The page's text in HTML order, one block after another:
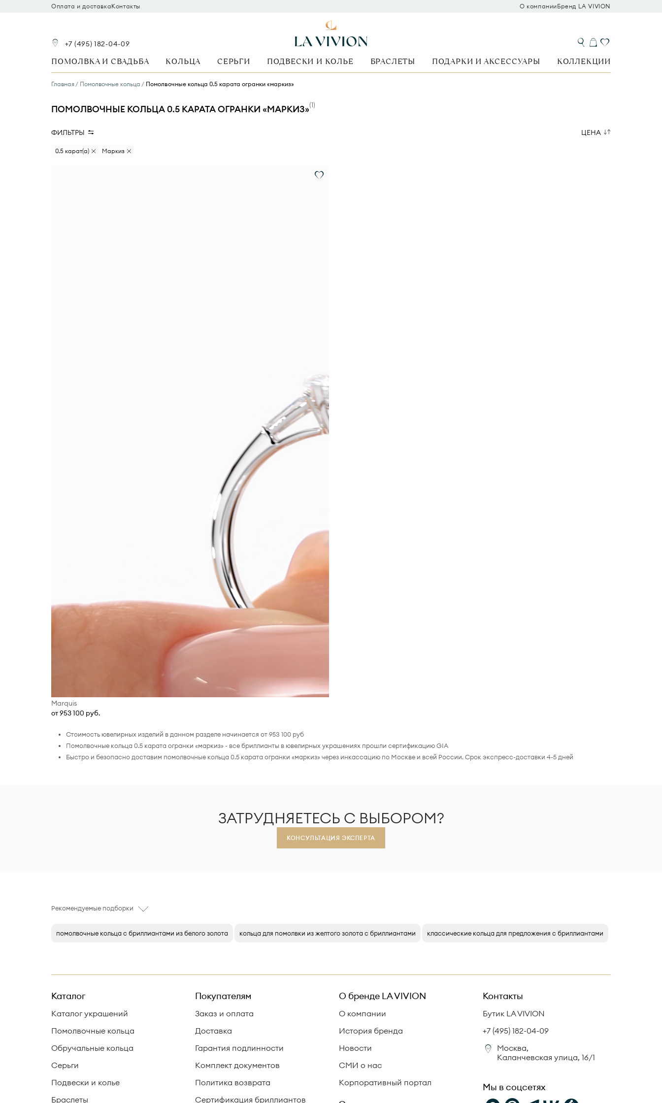
Оплата и доставкаКонтакты О компанииБренд LA VIVION
+7 (495) 182-04-09
ПОМОЛВКА И СВАДЬБА КОЛЬЦА СЕРЬГИ ПОДВЕСКИ И КОЛЬЕ БРАСЛЕТЫ ПОДАРКИ И АКСЕССУАРЫ КОЛЛЕКЦИИ
Главная Помолвочные кольца Помолвочные кольца 0.5 карата огранки «маркиз»
ПОМОЛВОЧНЫЕ КОЛЬЦА 0.5 КАРАТА ОГРАНКИ «МАРКИЗ»(1)
ФИЛЬТРЫ
0.5 карат(а) Маркиз
ЦЕНА
Marquis
от 953 100 руб.
Стоимость ювелирных изделий в данном разделе начинается от 953 100 руб
Помолвочные кольца 0.5 карата огранки «маркиз» - все бриллианты в ювелирных украшениях прошли сертификацию GIA
Быстро и безопасно доставим помолвочные кольца 0.5 карата огранки «маркиз» через инкассацию по Москве и всей России. Срок экспресс-доставки 4-5 дней
ЗАТРУДНЯЕТЕСЬ С ВЫБОРОМ?
КОНСУЛЬТАЦИЯ ЭКСПЕРТА
Рекомендуемые подборки
помолвочные кольца с бриллиантами из белого золота кольца для помолвки из желтого золота с бриллиантами классические кольца для предложения с бриллиантами
Каталог
Каталог украшений
Помолвочные кольца
Обручальные кольца
Серьги
Подвески и колье
Браслеты
Покупателям
Заказ и оплата
Доставка
Гарантия подлинности
Комплект документов
Политика возврата
Сертификация бриллиантов
О бренде LA VIVION
О компании
История бренда
Новости
СМИ о нас
Корпоративный портал
Контакты
Бутик LA VIVION
+7 (495) 182-04-09
Москва,
Каланчевская улица, 16/1
Мы в соцсетях